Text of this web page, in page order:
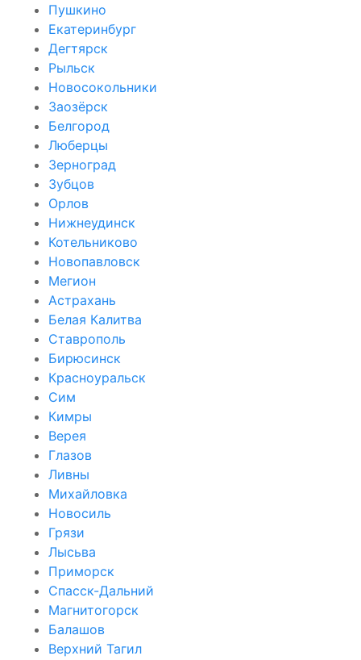
Пушкино
Екатеринбург
Дегтярск
Рыльск
Новосокольники
Заозёрск
Белгород
Люберцы
Зерноград
Зубцов
Орлов
Нижнеудинск
Котельниково
Новопавловск
Мегион
Астрахань
Белая Калитва
Ставрополь
Бирюсинск
Красноуральск
Сим
Кимры
Верея
Глазов
Ливны
Михайловка
Новосиль
Грязи
Лысьва
Приморск
Спасск-Дальний
Магнитогорск
Балашов
Верхний Тагил